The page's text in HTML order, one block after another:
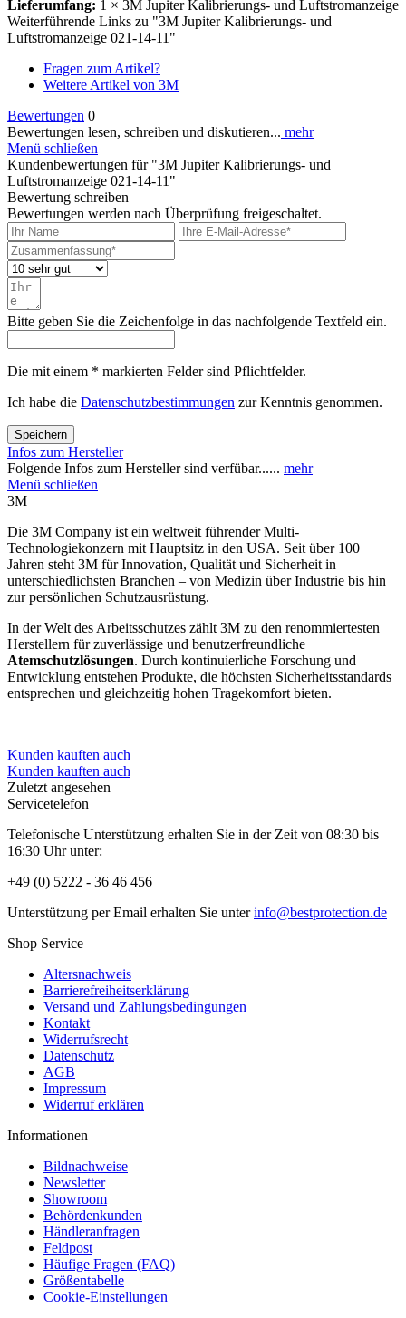
Lieferumfang: 1 × 3M Jupiter Kalibrierungs- und Luftstromanzeige
Weiterführende Links zu "3M Jupiter Kalibrierungs- und
Luftstromanzeige 021-14-11"
Fragen zum Artikel?
Weitere Artikel von 3M
Bewertungen 0
Bewertungen lesen, schreiben und diskutieren... mehr
Menü schließen
Kundenbewertungen für "3M Jupiter Kalibrierungs- und
Luftstromanzeige 021-14-11"
Bewertung schreiben
Bewertungen werden nach Überprüfung freigeschaltet.
Bitte geben Sie die Zeichenfolge in das nachfolgende Textfeld ein.
Die mit einem * markierten Felder sind Pflichtfelder.
Ich habe die Datenschutzbestimmungen zur Kenntnis genommen.
Speichern
Infos zum Hersteller
Folgende Infos zum Hersteller sind verfübar...... mehr
Menü schließen
3M
Die 3M Company ist ein weltweit führender Multi-
Technologiekonzern mit Hauptsitz in den USA. Seit über 100
Jahren steht 3M für Innovation, Qualität und Sicherheit in
unterschiedlichsten Branchen – von Medizin über Industrie bis hin
zur persönlichen Schutzausrüstung.
In der Welt des Arbeitsschutzes zählt 3M zu den renommiertesten
Herstellern für zuverlässige und benutzerfreundliche
Atemschutzlösungen. Durch kontinuierliche Forschung und
Entwicklung entstehen Produkte, die höchsten Sicherheitsstandards
entsprechen und gleichzeitig hohen Tragekomfort bieten.
Kunden kauften auch
Kunden kauften auch
Zuletzt angesehen
Servicetelefon
Telefonische Unterstützung erhalten Sie in der Zeit von 08:30 bis
16:30 Uhr unter:
+49 (0) 5222 - 36 46 456
Unterstützung per Email erhalten Sie unterinfo@bestprotection.de
Shop Service
Altersnachweis
Barrierefreiheitserklärung
Versand und Zahlungsbedingungen
Kontakt
Widerrufsrecht
Datenschutz
AGB
Impressum
Widerruf erklären
Informationen
Bildnachweise
Newsletter
Showroom
Behördenkunden
Händleranfragen
Feldpost
Häufige Fragen (FAQ)
Größentabelle
Cookie-Einstellungen